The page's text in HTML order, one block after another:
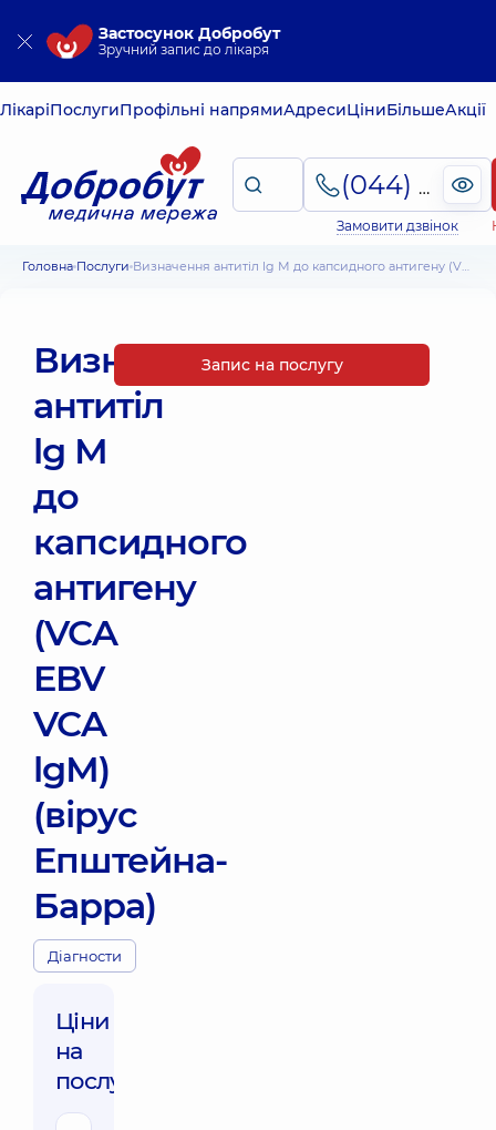
Застосунок Добробут
Зручний запис до лікаря
ЛікаріПослугиПрофільні напрямиАдресиЦіниБільшеАкції
(044) 495-2-888
Замовити дзвінок
Головна Послуги Визначення антитіл lg М до капсидного антигену (VCA EBV VCA lgМ) (вірус Епштейна-Барра)
Визначення
антитіл
lg М
до
капсидного
антигену
(VCA
EBV
VCA
lgМ)
(вірус
Епштейна-
Барра)
Діагности
Ціни
на
послуги:
Запис на послугу